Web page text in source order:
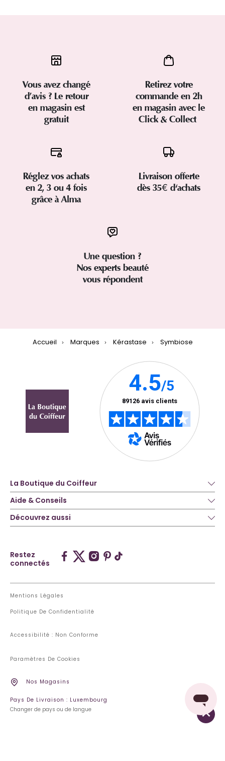
Vous avez changé
d’avis ? Le retour
en magasin est
gratuit
Retirez votre
commande en 2h
en magasin avec le
Click & Collect
Réglez vos achats
en 2, 3 ou 4 fois
grâce à Alma
Livraison offerte
dès 35€ d'achats
Une question ?
Nos experts beauté
vous répondent
Accueil Marques Kérastase Symbiose
La Boutique du Coiffeur
Aide & Conseils
Découvrez aussi
Restez
connectés
Mentions Légales
Politique De Confidentialité
Accessibilité : Non Conforme
Paramètres De Cookies
Nos Magasins
Pays De Livraison : Luxembourg
Changer de pays ou de langue